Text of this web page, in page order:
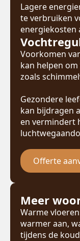
Lagere
te verbruiken
energiekosten
Voorkomen
kan helpen
zoals
Gezondere
kan bijdragen
en vermindert
Offerte
Meer
Warme
warmer aan,
tijdens de